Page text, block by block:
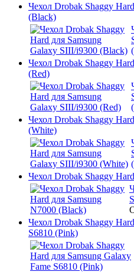
Чехол Drobak Shaggy
(Black)
Чехол Drobak Shaggy
(Red)
Чехол Drobak Shaggy
(White)
Чехол Drobak Shaggy
Чехол Drobak Shaggy
S6810 (Pink)